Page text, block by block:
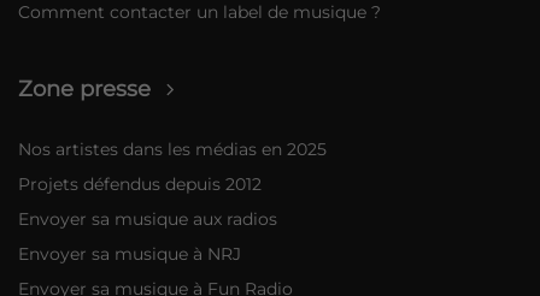
Comment contacter un label de musique ?
Zone presse
Nos artistes dans les médias en 2025
Projets défendus depuis 2012
Envoyer sa musique aux radios
Envoyer sa musique à NRJ
Envoyer sa musique à Fun Radio